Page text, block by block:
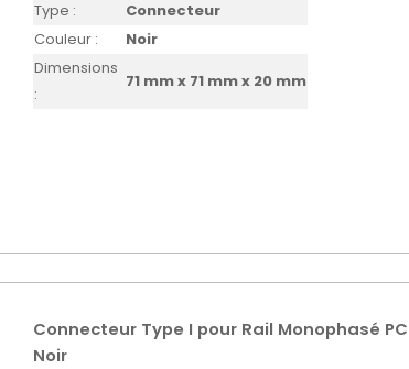
Type :
Connecteur
Couleur :
Noir
Dimensions
:
71 mm x 71 mm x 20 mm
Connecteur Type I pour Rail Monophasé PC
Noir